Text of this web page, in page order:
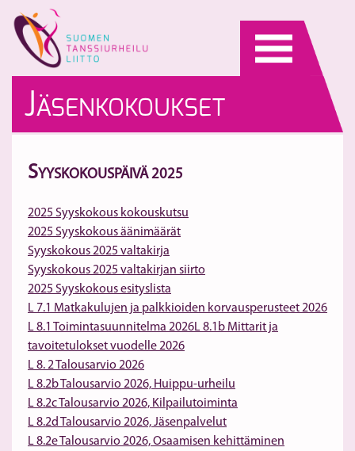
content
JÄSENKOKOUKSET
SYYSKOKOUSPÄIVÄ 2025
2025 Syyskokous kokouskutsu
2025 Syyskokous äänimäärät
Syyskokous 2025 valtakirja
Syyskokous 2025 valtakirjan siirto
2025 Syyskokous esityslista
L 7.1 Matkakulujen ja palkkioiden korvausperusteet 2026
L 8.1 Toimintasuunnitelma 2026L 8.1b Mittarit ja
tavoitetulokset vuodelle 2026
L 8. 2 Talousarvio 2026
L 8.2b Talousarvio 2026, Huippu-urheilu
L 8.2c Talousarvio 2026, Kilpailutoiminta
L 8.2d Talousarvio 2026, Jäsenpalvelut
L 8.2e Talousarvio 2026, Osaamisen kehittäminen